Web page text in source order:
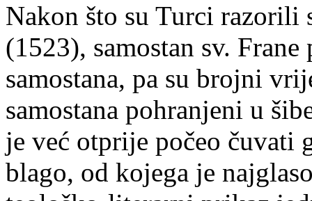
Nakon što su Turci razorili
(1523), samostan sv.
samostana, pa su brojni
samostana pohranjeni u
je već otprije počeo čuvati
blago, od kojega je